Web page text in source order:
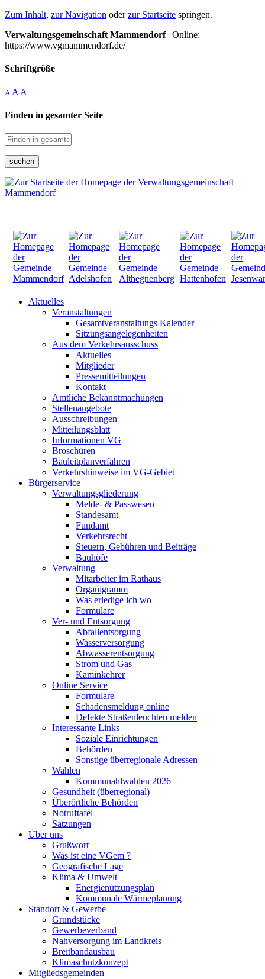
Zum Inhalt, zur Navigation oderzur Startseite springen.
Verwaltungsgemeinschaft Mammendorf| Online:
https://www.vgmammendorf.de/
Schriftgröße
A A A
Finden in gesamter Seite
suchen
Aktuelles
Veranstaltungen
Gesamtveranstaltungs Kalender
Sitzungsangelegenheiten
Aus dem Verkehrsausschuss
Aktuelles
Mitglieder
Pressemitteilungen
Kontakt
Amtliche Bekanntmachungen
Stellenangebote
Ausschreibungen
Mitteilungsblatt
Informationen VG
Broschüren
Bauleitplanverfahren
Verkehrshinweise im VG-Gebiet
Bürgerservice
Verwaltungsgliederung
Melde- & Passwesen
Standesamt
Fundamt
Verkehrsrecht
Steuern, Gebühren und Beiträge
Bauhöfe
Verwaltung
Mitarbeiter im Rathaus
Organigramm
Was erledige ich wo
Formulare
Ver- und Entsorgung
Abfallentsorgung
Wasserversorgung
Abwasserentsorgung
Strom und Gas
Kaminkehrer
Online Service
Formulare
Schadensmeldung online
Defekte Straßenleuchten melden
Interessante Links
Soziale Einrichtungen
Behörden
Sonstige überregionale Adressen
Wahlen
Kommunahlwahlen 2026
Gesundheit (überregional)
Überörtliche Behörden
Notruftafel
Satzungen
Über uns
Grußwort
Was ist eine VGem ?
Geografische Lage
Klima & Umwelt
Energienutzungsplan
Kommunale Wärmeplanung
Standort & Gewerbe
Grundstücke
Gewerbeverband
Nahversorgung im Landkreis
Breitbandausbau
Klimaschutzkonzept
Mitgliedsgemeinden